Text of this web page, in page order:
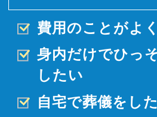
費用のことがよ
身内だけでひっ
したい
自宅で葬儀をし